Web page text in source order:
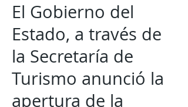
El Gobierno del
Estado, a través de
la Secretaría de
Turismo anunció la
apertura de la